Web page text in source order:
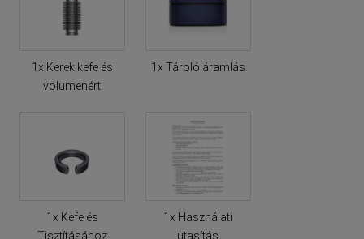
1x Kerek kefe és
volumenért
1x Tároló áramlás
1x Kefe és
Tisztításához
1x Használati
utasítás